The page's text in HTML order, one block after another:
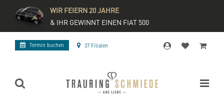
WIR FEIERN 20 JAHRE
& IHR GEWINNT EINEN FIAT 500
Termin buchen 37 Filialen